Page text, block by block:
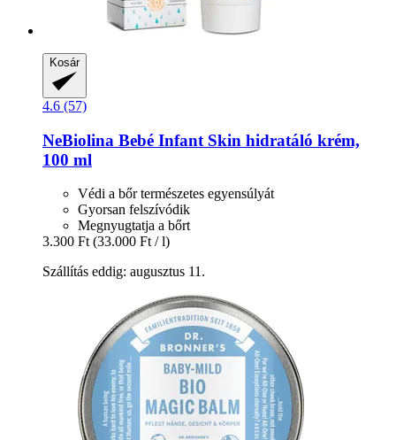
Kosár
4.6 (57)
NeBiolina Bebé Infant Skin hidratáló krém,
100 ml
Védi a bőr természetes egyensúlyát
Gyorsan felszívódik
Megnyugtatja a bőrt
3.300 Ft (33.000 Ft / l)
Szállítás eddig: augusztus 11.